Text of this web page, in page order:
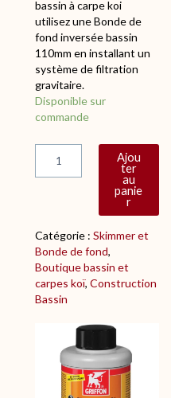
M
P
E
B
A
S
S
I
sur
notation
client
bassin à carpe koi
utilisez une Bonde de
fond inversée bassin
110mm en installant un
système de filtration
gravitaire.
Disponible sur
commande
q
u
n
i
e
B
o
n
d
Ajou
ter
au
panie
r
Catégorie :Skimmer et
Bonde de fond
Boutique bassin et
carpes koï, Construction
Bassin